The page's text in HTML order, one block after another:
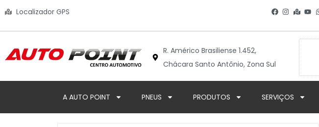
Localizador GPS
R. Américo Brasiliense 1.452,
Chácara Santo Antônio, Zona Sul
A AUTO POINT PNEUS PRODUTOS SERVIÇOS